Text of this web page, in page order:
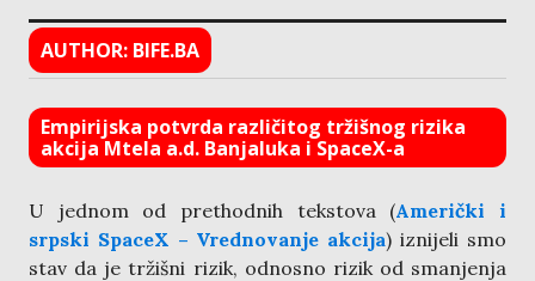
AUTHOR: BIFE.BA
Empirijska potvrda različitog tržišnog rizika
akcija Mtela a.d. Banjaluka i SpaceX-a
U jednom od prethodnih tekstova (Američki i
srpski SpaceX – Vrednovanje akcija) iznijeli smo
stav da je tržišni rizik, odnosno rizik od smanjenja